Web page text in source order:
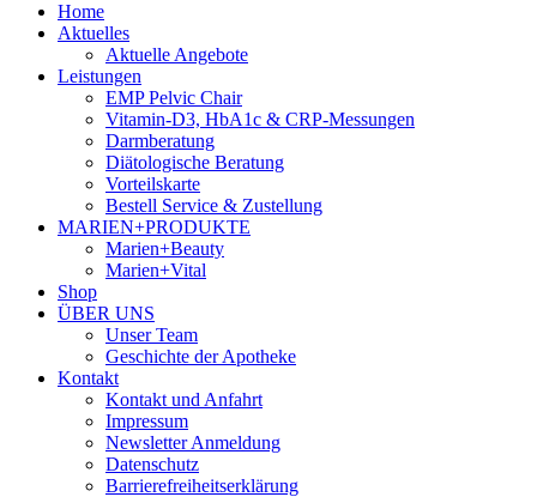
Home
Aktuelles
Aktuelle Angebote
Leistungen
EMP Pelvic Chair
Vitamin-D3, HbA1c & CRP-Messungen
Darmberatung
Diätologische Beratung
Vorteilskarte
Bestell Service & Zustellung
MARIEN+PRODUKTE
Marien+Beauty
Marien+Vital
Shop
ÜBER UNS
Unser Team
Geschichte der Apotheke
Kontakt
Kontakt und Anfahrt
Impressum
Newsletter Anmeldung
Datenschutz
Barrierefreiheitserklärung